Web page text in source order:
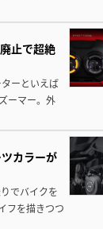
止で超絶
ーといえば
ーマー。外
カラーが
でバイクを
フを描きつつ